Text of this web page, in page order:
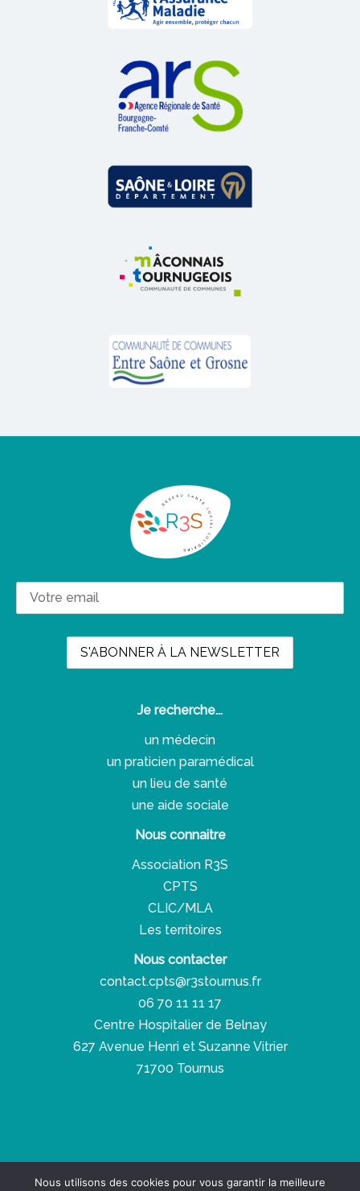
Je recherche...
un médecin
un praticien paramédical
un lieu de santé
une aide sociale
Nous connaitre
Association R3S
CPTS
CLIC/MLA
Les territoires
Nous contacter
contact.cpts@r3stournus.fr
06 70 11 11 17
Centre Hospitalier de Belnay
627 Avenue Henri et Suzanne Vitrier
71700 Tournus
Nous utilisons des cookies pour vous garantir la meilleure